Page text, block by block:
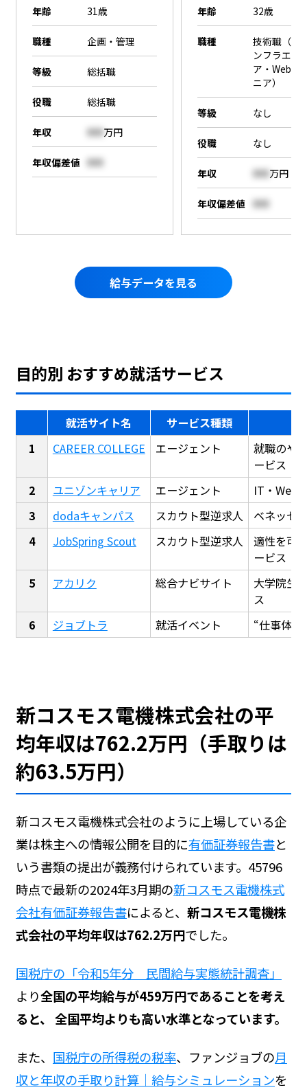
年齢 31歳
職種 企画・管理
等級 総括職
役職 総括職
年収 000万円
年収偏差値 000
年齢 32歳
職種
技術職（SE
ンフラエン
ア・Webエ
ニア）
等級 なし
役職 なし
年収 000万円
年収偏差値 000
給与データを見る
目的別 おすすめ就活サービス
就活サイト名
サービス種類
CAREER COLLEGE
エージェント
就職のや
ービス
ユニゾンキャリア
エージェント
IT・Web
dodaキャンパス
スカウト型逆求人
ベネッセ
JobSpring Scout
スカウト型逆求人
適性を可
ービス
アカリク
総合ナビサイト
大学院生
ス
ジョブトラ
就活イベント “仕事体
新コスモス電機株式会社の平
均年収は762.2万円（手取りは
約63.5万円）
新コスモス電機株式会社のように上場している企
業は株主への情報公開を目的に有価証券報告書と
いう書類の提出が義務付けられています。45796
時点で最新の2024年3月期の新コスモス電機株式
会社有価証券報告書によると、 新コスモス電機株
式会社の平均年収は762.2万円でした。
国税庁の「令和5年分 民間給与実態統計調査」
より全国の平均給与が459万円であることを考え
ると、 全国平均よりも高い水準となっています。
また、 国税庁の所得税の税率、ファンジョブの月
収と年収の手取り計算｜給与シミュレーションを